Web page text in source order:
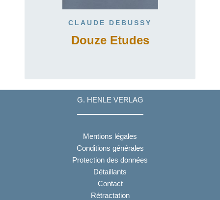
CLAUDE DEBUSSY
Douze Etudes
G. HENLE VERLAG
Mentions légales
Conditions générales
Protection des données
Détaillants
Contact
Rétractation